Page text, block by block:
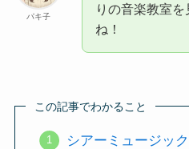
パキ子
りの音楽教室
ね！
この記事でわかること
シアーミュージック